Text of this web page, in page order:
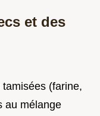
et des
(farine,
au mélange